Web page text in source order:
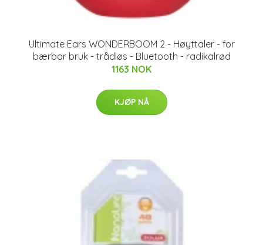
Ultimate Ears WONDERBOOM 2 - Høyttaler - for
bærbar bruk - trådløs - Bluetooth - radikalrød
1163 NOK
KJØP NÅ